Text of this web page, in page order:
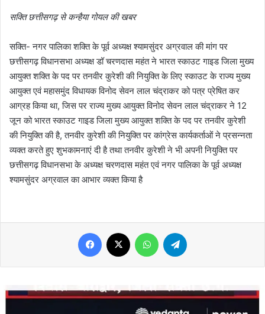
सक्ति छत्तीसगढ़ से कन्हैया गोयल की खबर
सक्ति- नगर पालिका शक्ति के पूर्व अध्यक्ष श्यामसुंदर अग्रवाल की मांग पर
छत्तीसगढ़ विधानसभा अध्यक्ष डॉ चरणदास महंत ने भारत स्काउट गाइड जिला मुख्य
आयुक्त शक्ति के पद पर तनवीर कुरेशी की नियुक्ति के लिए स्काउट के राज्य मुख्य
आयुक्त एवं महासमुंद विधायक विनोद सेवन लाल चंद्राकर को पत्र प्रेषित कर
आग्रह किया था, जिस पर राज्य मुख्य आयुक्त विनोद सेवन लाल चंद्राकर ने 12
जून को भारत स्काउट गाइड जिला मुख्य आयुक्त शक्ति के पद पर तनवीर कुरेशी
की नियुक्ति की है, तनवीर कुरेशी की नियुक्ति पर कांग्रेस कार्यकर्ताओं ने प्रसन्नता
व्यक्त करते हुए शुभकामनाएं दी है तथा तनवीर कुरेशी ने भी अपनी नियुक्ति पर
छत्तीसगढ़ विधानसभा के अध्यक्ष चरणदास महंत एवं नगर पालिका के पूर्व अध्यक्ष
श्यामसुंदर अग्रवाल का आभार व्यक्त किया है
Facebook WhatsApp